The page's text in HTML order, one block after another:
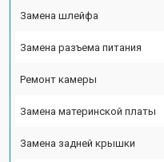
Замена шлейфа
Замена разъема питания
Ремонт камеры
Замена материнской платы
Замена задней крышки